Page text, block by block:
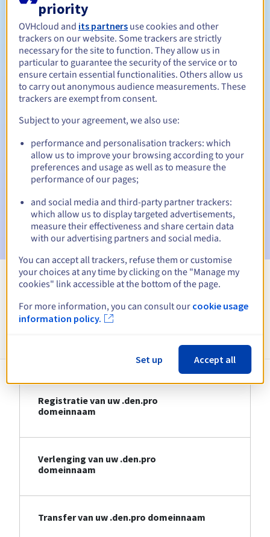
Verlengingsperiode Tussen 1 en 9 jaar
Inlosperiode 30 dagen
Automatische meldingen:
Waarschuwings-e-mails:60, 30, 15, 7 en 3 dagen vóór de
vervaldatum
E-mail op de vervaldatumom de schorsing van de
domeinnaam te melden
E-mail na de Redemption Grace Periodom de
verwijdering van de domeinnaam te melden
Bekijk alle extensies
Informatie over .den.pro
Registratie van uw .den.pro
domeinnaam
Verlenging van uw .den.pro
domeinnaam
Transfer van uw .den.pro domeinnaam
priority
OVHcloud and its partners use cookies and other
trackers on our website. Some trackers are strictly
necessary for the site to function. They allow us in
particular to guarantee the security of the service or to
ensure certain essential functionalities. Others allow us
to carry out anonymous audience measurements. These
trackers are exempt from consent.
Subject to your agreement, we also use:
performance and personalisation trackers: which
allow us to improve your browsing according to your
preferences and usage as well as to measure the
performance of our pages;
and social media and third-party partner trackers:
which allow us to display targeted advertisements,
measure their effectiveness and share certain data
with our advertising partners and social media.
You can accept all trackers, refuse them or customise
your choices at any time by clicking on the "Manage my
cookies" link accessible at the bottom of the page.
For more information, you can consult our cookie usage
information policy.
Set up Accept all